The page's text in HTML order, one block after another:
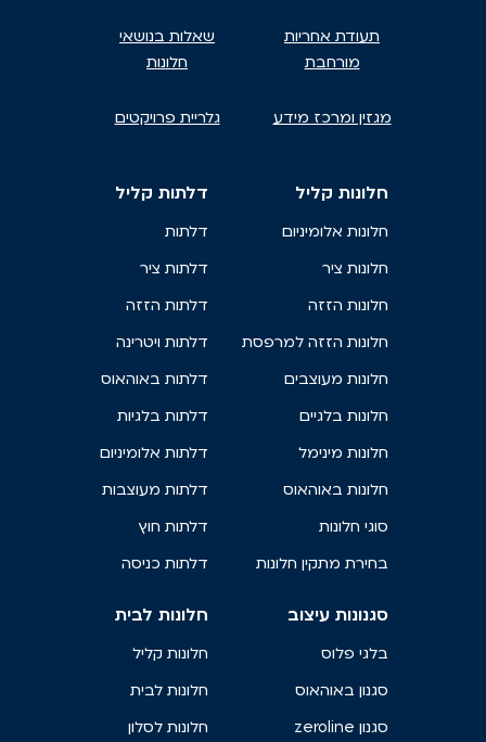
תעודת אחריות
מורחבת
שאלות בנושאי
חלונות
מגזין ומרכז מידע גלריית פרויקטים
חלונות קליל
חלונות אלומיניום
חלונות ציר
חלונות הזזה
חלונות הזזה למרפסת
חלונות מעוצבים
חלונות בלגיים
חלונות מינימל
חלונות באוהאוס
סוגי חלונות
בחירת מתקין חלונות
דלתות קליל
דלתות
דלתות ציר
דלתות הזזה
דלתות ויטרינה
דלתות באוהאוס
דלתות בלגיות
דלתות אלומיניום
דלתות מעוצבות
דלתות חוץ
דלתות כניסה
סגנונות עיצוב
בלגי פלוס
סגנון באוהאוס
סגנון zeroline
חלונות לבית
חלונות קליל
חלונות לבית
חלונות לסלון